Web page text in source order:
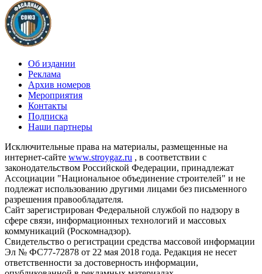
Об издании
Реклама
Архив номеров
Мероприятия
Контакты
Подписка
Наши партнеры
Исключительные права на материалы, размещенные на
интернет-сайте www.stroygaz.ru , в соответствии с
законодательством Российской Федерации, принадлежат
Ассоциации "Национальное объединение строителей" и не
подлежат использованию другими лицами без письменного
разрешения правообладателя.
Сайт зарегистрирован Федеральной службой по надзору в
сфере связи, информационных технологий и массовых
коммуникаций (Роскомнадзор).
Свидетельство о регистрации средства массовой информации
Эл № ФС77-72878 от 22 мая 2018 года. Редакция не несет
ответственности за достоверность информации,